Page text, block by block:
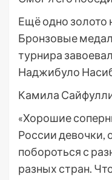
Ещё одно золото
Бронзовые
турнира
Наджибуло
Камила
«Хорошие
России девочки,
побороться с
разных стран.